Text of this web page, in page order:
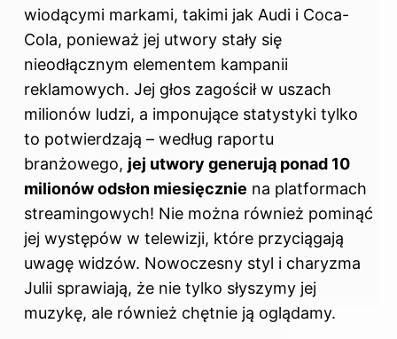
wiodącymi markami, takimi jak Audi i Coca-
Cola, ponieważ jej utwory stały się
nieodłącznym elementem kampanii
reklamowych. Jej głos zagościł w uszach
milionów ludzi, a imponujące statystyki tylko
to potwierdzają – według raportu
branżowego, jej utwory generują ponad 10
milionów odsłon miesięcznie na platformach
streamingowych! Nie można również pominąć
jej występów w telewizji, które przyciągają
uwagę widzów. Nowoczesny styl i charyzma
Julii sprawiają, że nie tylko słyszymy jej
muzykę, ale również chętnie ją oglądamy.